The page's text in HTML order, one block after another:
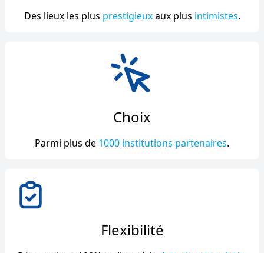
Des lieux les plus prestigieuxaux plus intimistes.
Choix
Parmi plus de 1000 institutions partenaires.
Flexibilité